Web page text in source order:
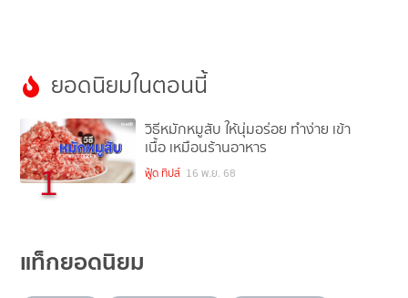
ยอดนิยมในตอนนี้
1
วิธีหมักหมูสับ ให้นุ่มอร่อย ทำง่าย เข้า
เนื้อ เหมือนร้านอาหาร
ฟู้ด ทิปส์ 16 พ.ย. 68
แท็กยอดนิยม